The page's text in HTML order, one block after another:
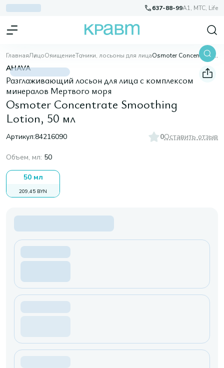
637-88-99A1, МТС, Life
ГлавнаяЛицоОчищениеТоники, лосьоны для лица Osmoter Concentrate Smoothing Lotion, 50 мл
AHAVA
Разглаживающий лосьон для лица с комплексом
минералов Мертвого моря
Osmoter Concentrate Smoothing
Lotion, 50 мл
Артикул:84216090 0Оставить отзыв
Объем, мл: 50
50 мл
209,45 BYN